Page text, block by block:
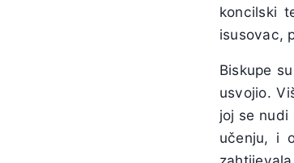
koncilski
isusovac,
Biskupe
usvojio.
joj se nudi
učenju, i